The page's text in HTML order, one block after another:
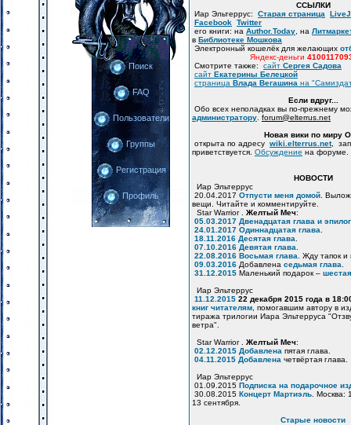
Поиск
FAQ
Пользователи
Группы
Регистрация
Профиль
ССЫЛКИ
Иар Эльтеррус: Старая страница
Facebook Twitter
его книги: на Author.Today , на
в Библиотеке Мошкова
Электронный кошелёк для желающих
Яндекс-деньги
Смотрите также: сайт Сергея Садова
сайт Екатерины Белецкой
страница Влада Вегашина на
Если вдруг...
Обо всех неполадках вы по-прежнему
администратору forum@elterrus.net
Новая вики по миру
открыта по адресу wiki.elterrus.net,
приветствуется. Обсуждение на форуме.
НОВОСТИ
Иар Эльтеррус
20.04.2017 Отпусти меня домой .
вещи. Читайте и комментируйте.
Star Warrior . Желтый Меч:
05.03.2017 Двенадцатая глава и эпилог
24.01.2017 Одиннадцатая глава
18.11.2016 Десятая глава
07.10.2016 Девятая глава
22.08.2016 Восьмая глава . Жду тапок
09.03.2016 Добавлена седьмая глава
31.12.2015 Маленький подарок –
Иар Эльтеррус
11.12.2015 22 декабря 2015 года в
книг читателям , помогавшим автору в
тиража трилогии Иара Эльтерруса
ветра".
Star Warrior . Желтый Меч:
02.12.2015 Добавлена пятая глава.
04.11.2015 Добавлена четвёртая глава.
Иар Эльтеррус
01.09.2015 Подписка на подарочное
30.08.2015 Концерт Мартиэль . Москва:
13 сентября.
Старые новости